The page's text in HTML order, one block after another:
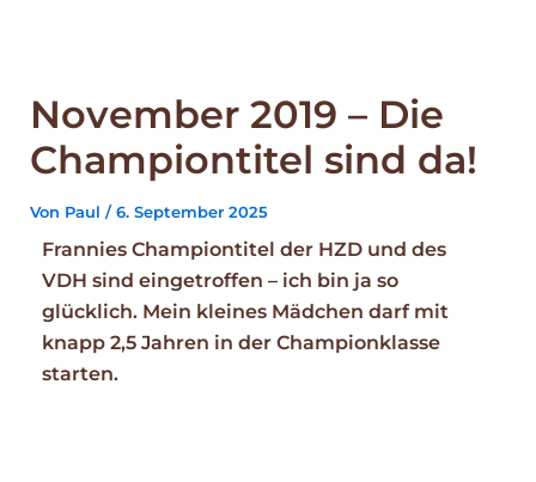
November 2019 – Die
Championtitel sind da!
Von Paul /6. September 2025
Frannies Championtitel der HZD und des
VDH sind eingetroffen – ich bin ja so
glücklich. Mein kleines Mädchen darf mit
knapp 2,5 Jahren in der Championklasse
starten.